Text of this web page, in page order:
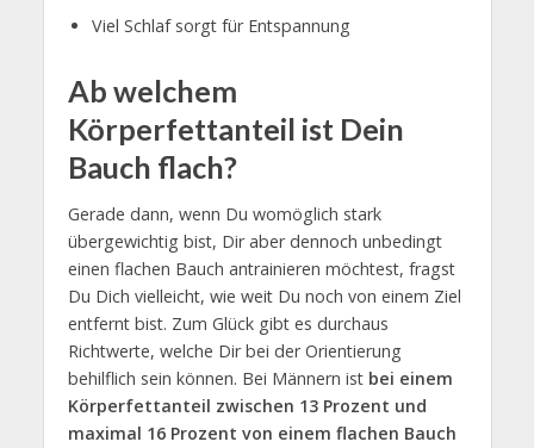
Viel Schlaf sorgt für Entspannung
Ab welchem
Körperfettanteil ist Dein
Bauch flach?
Gerade dann, wenn Du womöglich stark
übergewichtig bist, Dir aber dennoch unbedingt
einen flachen Bauch antrainieren möchtest, fragst
Du Dich vielleicht, wie weit Du noch von einem Ziel
entfernt bist. Zum Glück gibt es durchaus
Richtwerte, welche Dir bei der Orientierung
behilflich sein können. Bei Männern ist bei einem
Körperfettanteil zwischen 13 Prozent und
maximal 16 Prozent von einem flachen Bauch